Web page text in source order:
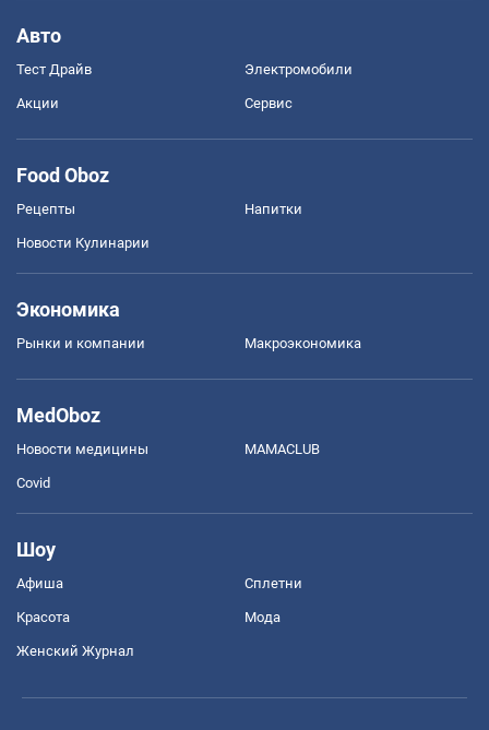
Авто
Тест Драйв Электромобили
Акции Сервис
Food Oboz
Рецепты Напитки
Новости Кулинарии
Экономика
Рынки и компании Mакроэкономика
MedOboz
Новости медицины MAMACLUB
Covid
Шоу
Афиша Сплетни
Красота Мода
Женский Журнал